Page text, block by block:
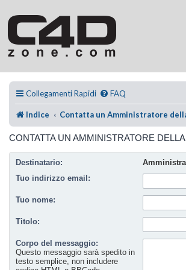
Collegamenti Rapidi FAQ
Indice Contatta un Amministratore
CONTATTA UN AMMINISTRATORE
Destinatario:
Tuo indirizzo email:
Tuo nome:
Titolo:
Corpo del messaggio:
Questo messaggio sarà spedito in
testo semplice, non includere